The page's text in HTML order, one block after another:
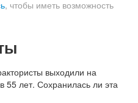
, чтобы иметь возможность
выходили на
55 лет. Сохранилась ли эта